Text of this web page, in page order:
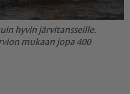
hyvin järvitansseille.
mukaan jopa 400